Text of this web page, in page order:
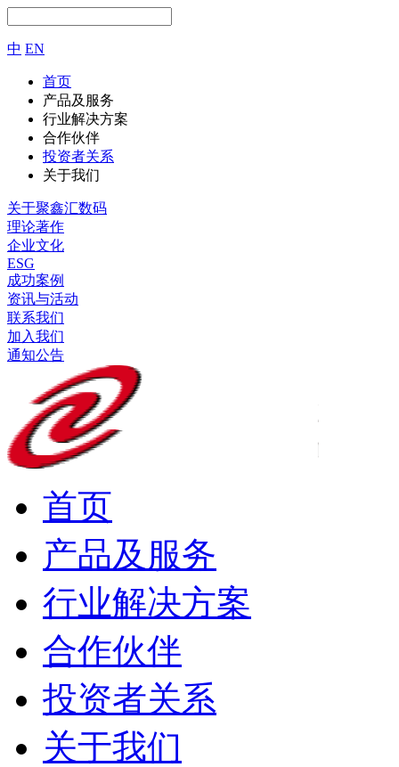
中 EN
首页
产品及服务
行业解决方案
合作伙伴
投资者关系
关于我们
关于聚鑫汇数码
理论著作
企业文化
ESG
成功案例
资讯与活动
联系我们
加入我们
通知公告
首页
产品及服务
行业解决方案
合作伙伴
投资者关系
关于我们